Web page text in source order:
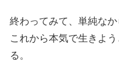
終わってみて、単純なか
これから本気で生きよ
る。